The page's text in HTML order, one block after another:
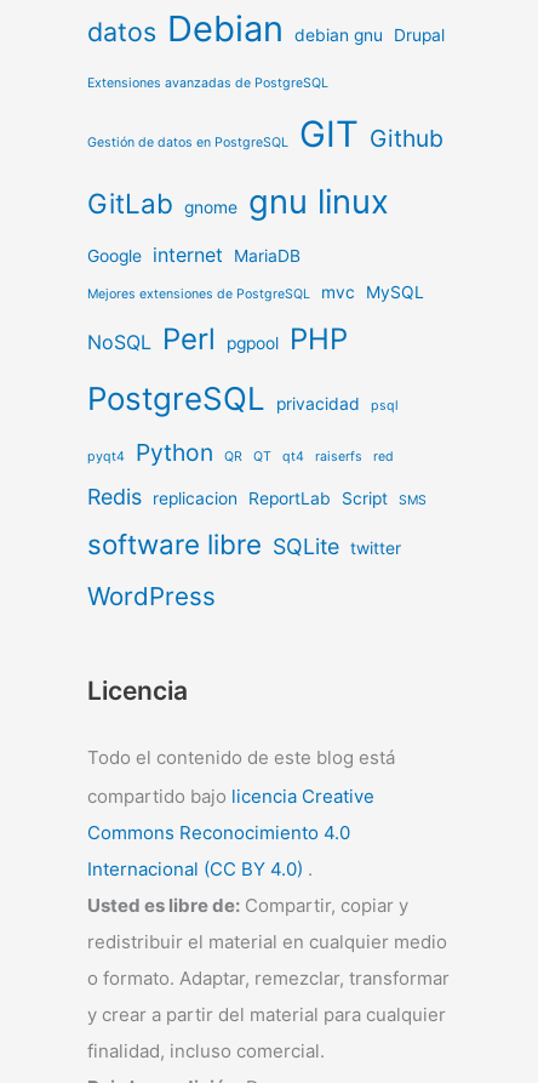
datos Debian debian gnu Drupal
Extensiones avanzadas de PostgreSQL
Gestión de datos en PostgreSQL GIT Github
GitLab gnome gnu linux
Google internet MariaDB
Mejores extensiones de PostgreSQL mvc MySQL
NoSQL Perl pgpool PHP
PostgreSQL privacidad psql
pyqt4 Python QR QT qt4 raiserfs red
Redis replicacion ReportLab Script SMS
software libre SQLite twitter
WordPress
Licencia
Todo el contenido de este blog está
compartido bajo licencia Creative
Commons Reconocimiento 4.0
Internacional (CC BY 4.0) .
Usted es libre de: Compartir, copiar y
redistribuir el material en cualquier medio
o formato. Adaptar, remezclar, transformar
y crear a partir del material para cualquier
finalidad, incluso comercial.